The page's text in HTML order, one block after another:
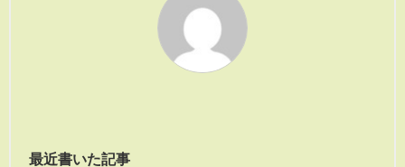
最近書いた記事